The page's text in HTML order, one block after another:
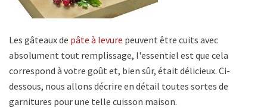
Les gâteaux de pâte à levure peuvent être cuits avec
absolument tout remplissage, l'essentiel est que cela
correspond à votre goût et, bien sûr, était délicieux. Ci-
dessous, nous allons décrire en détail toutes sortes de
garnitures pour une telle cuisson maison.